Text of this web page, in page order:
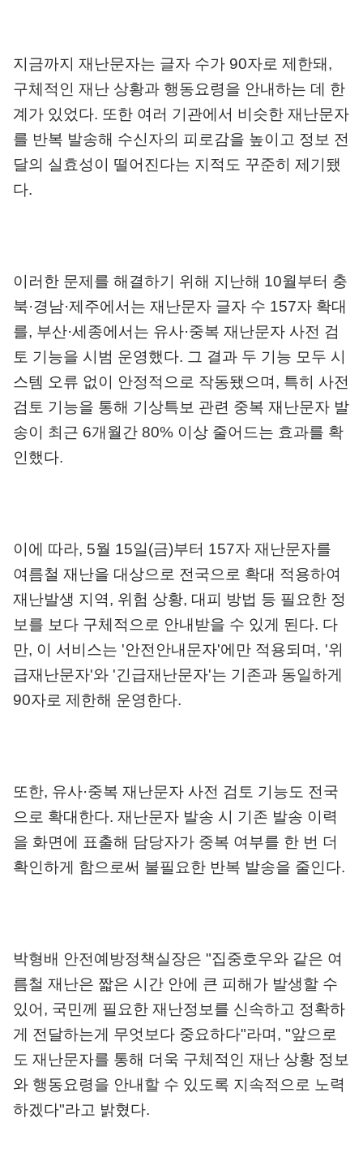
지금까지 재난문자는 글자 수가 90자로 제한돼 ,
구체적인 재난 상황과 행동요령을 안내하는 데 한
계가 있었다. 또한 여러 기관에서 비슷한 재난문자
를 반복 발송해 수신자의 피로감을 높이고 정보 전
달의 실효성이 떨어진다는 지적도 꾸준히 제기됐
다.
이러한 문제를 해결하기 위해 지난해 10월부터 충
북·경남·제주에서는 재난문자 글자 수 157자 확대
를, 부산·세종에서는 유사·중복 재난문자 사전 검
토 기능을 시범 운영했다. 그 결과 두 기능 모두 시
스템 오류 없이 안정적으로 작동됐으며 , 특히 사전
검토 기능을 통해 기상특보 관련 중복 재난문자 발
송이 최근 6개월간 80% 이상 줄어드는 효과를 확
인했다.
이에 따라, 5월 15일(금)부터 157자 재난문자를
여름철 재난을 대상으로 전국으로 확대 적용하여
재난발생 지역, 위험 상황, 대피 방법 등 필요한 정
보를 보다 구체적으로 안내받을 수 있게 된다. 다
만, 이 서비스는 '안전안내문자'에만 적용되며 , '위
급재난문자'와 '긴급재난문자'는 기존과 동일하게
90자로 제한해 운영한다.
또한, 유사·중복 재난문자 사전 검토 기능도 전국
으로 확대한다. 재난문자 발송 시 기존 발송 이력
을 화면에 표출해 담당자가 중복 여부를 한 번 더
확인하게 함으로써 불필요한 반복 발송을 줄인다.
박형배 안전예방정책실장은 "집중호우와 같은 여
름철 재난은 짧은 시간 안에 큰 피해가 발생할 수
있어 , 국민께 필요한 재난정보를 신속하고 정확하
게 전달하는게 무엇보다 중요하다"라며 , "앞으로
도 재난문자를 통해 더욱 구체적인 재난 상황 정보
와 행동요령을 안내할 수 있도록 지속적으로 노력
하겠다"라고 밝혔다.